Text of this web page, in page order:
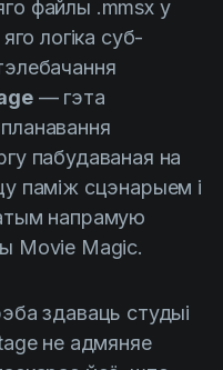
файлы .mmsx у
логіка суб-
— гэта
пабудаваная на
паміж сцэнарыем і
напрамую
Movie Magic.
здаваць студыі
не адмяняе